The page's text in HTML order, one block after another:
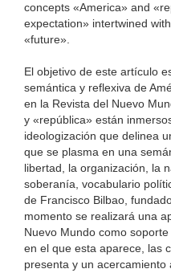
concepts «America» and
expectation» intertwined
«future».
El objetivo de este artículo
semántica y reflexiva de
en la Revista del Nuevo
y «república» están
ideologización que delinea
que se plasma en una
libertad, la organización, la
soberanía, vocabulario
de Francisco Bilbao,
momento se realizará una
Nuevo Mundo como
en el que esta aparece, las
presenta y un